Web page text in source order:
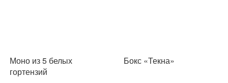
Моно из 5 белых
гортензий
Бокс «Текна»